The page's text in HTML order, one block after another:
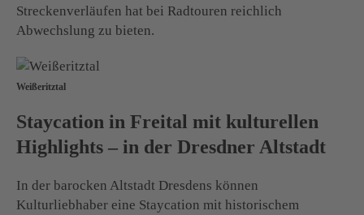
Streckenverläufen hat bei Radtouren reichlich
Abwechslung zu bieten.
Weißeritztal
Staycation in Freital mit kulturellen
Highlights – in der Dresdner Altstadt
In der barocken Altstadt Dresdens können
Kulturliebhaber eine Staycation mit historischem